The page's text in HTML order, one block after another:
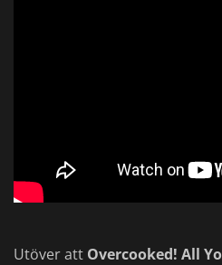
Utöver att Overcooked! All